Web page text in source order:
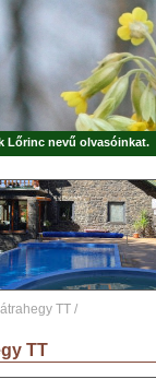
Lőrinc nevű olvasóinkat.
TT /
TT